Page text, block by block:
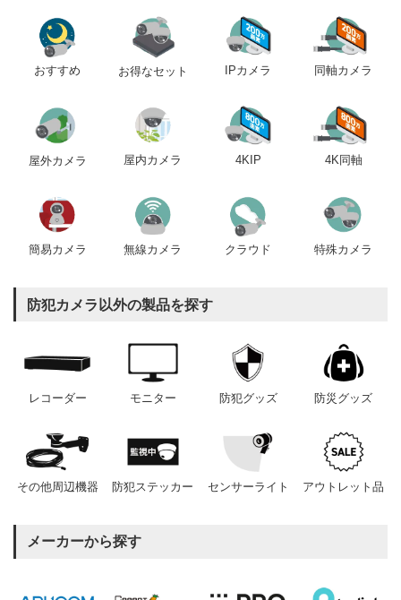
おすすめ お得なセット IPカメラ 同軸カメラ
屋外カメラ 屋内カメラ 4KIP 4K同軸
簡易カメラ 無線カメラ クラウド 特殊カメラ
防犯カメラ以外の製品を探す
レコーダー モニター 防犯グッズ 防災グッズ
その他周辺機器 防犯ステッカー センサーライト アウトレット品
メーカーから探す